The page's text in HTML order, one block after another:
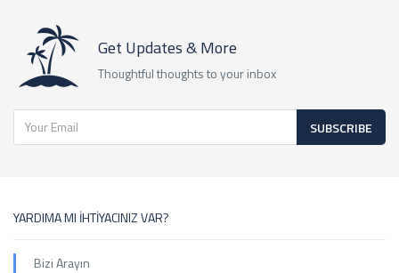
Get Updates & More
Thoughtful thoughts to your inbox
SUBSCRIBE
YARDIMA MI İHTİYACINIZ VAR?
Bizi Arayın